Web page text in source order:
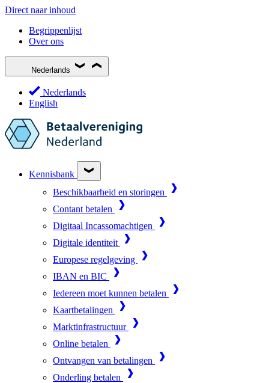
Direct naar inhoud
Begrippenlijst
Over ons
Nederlands
Nederlands
English
Kennisbank
Beschikbaarheid en storingen
Contant betalen
Digitaal Incassomachtigen
Digitale identiteit
Europese regelgeving
IBAN en BIC
Iedereen moet kunnen betalen
Kaartbetalingen
Marktinfrastructuur
Online betalen
Ontvangen van betalingen
Onderling betalen